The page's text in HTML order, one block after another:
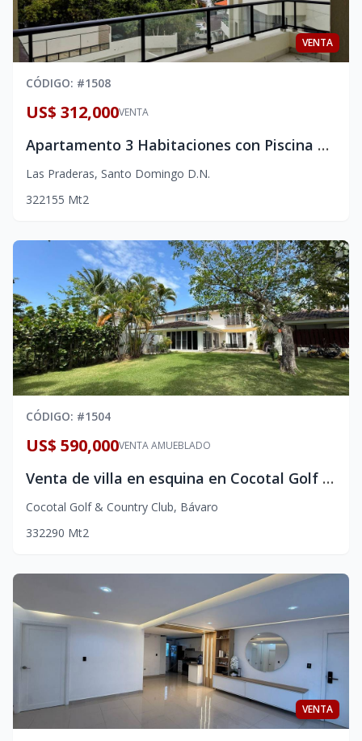
VENTA
CÓDIGO: #1508
VENTA
US$ 312,000
Apartamento 3 Habitaciones con Piscina y Gimnasio - En Venta | Las Praderas
Las Praderas, Santo Domingo D.N.
322155 Mt2
CÓDIGO: #1504
VENTA AMUEBLADO
US$ 590,000
Venta de villa en esquina en Cocotal Golf & Country Club, Punta Cana con vista directa al Campo de Golf
Cocotal Golf & Country Club, Bávaro
332290 Mt2
VENTA